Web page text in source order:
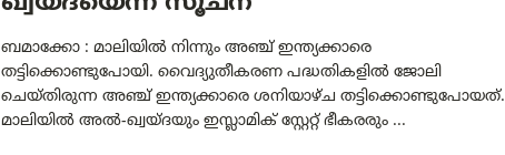
ബമാക്കോ : മാലിയിൽ നിന്നും അഞ്ച് ഇന്ത്യക്കാരെ
തട്ടിക്കൊണ്ടുപോയി. വൈദ്യുതീകരണ പദ്ധതികളിൽ ജോലി
ചെയ്തിരുന്ന അഞ്ച് ഇന്ത്യക്കാരെ ശനിയാഴ്ച തട്ടിക്കൊണ്ടുപോയത്.
മാലിയിൽ അൽ-ഖ്വയ്ദയും ഇസ്ലാമിക് സ്റ്റേറ്റ് ഭീകരരും ...